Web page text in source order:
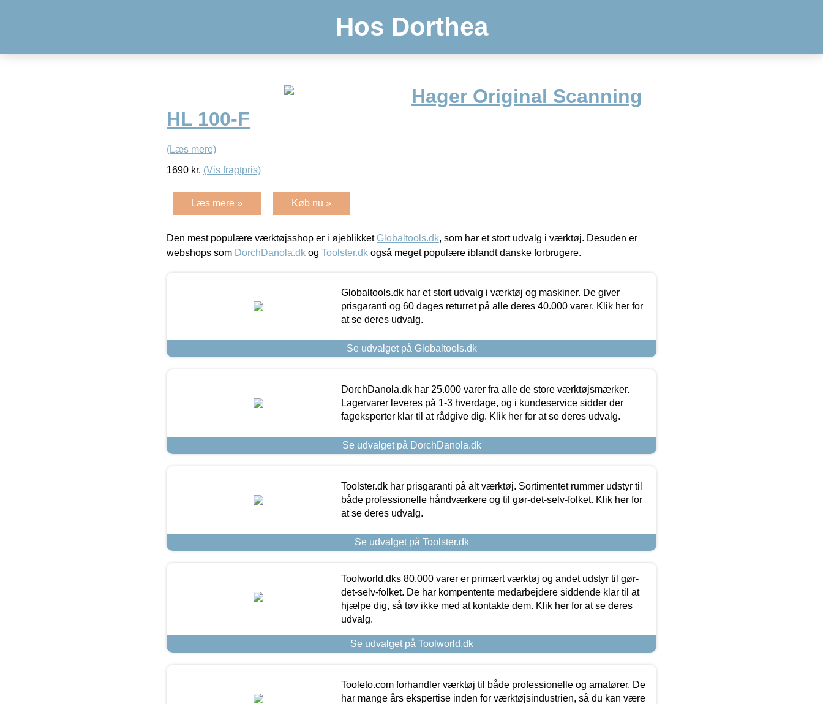
Hos Dorthea
Hager Original Scanning
HL 100-F
(Læs mere)
1690 kr. (Vis fragtpris)
Læs mere » Køb nu »
Den mest populære værktøjsshop er i øjeblikket Globaltools.dk, som har et stort udvalg i værktøj. Desuden er
webshops som DorchDanola.dk og Toolster.dk også meget populære iblandt danske forbrugere.
Globaltools.dk har et stort udvalg i værktøj og maskiner. De giver
prisgaranti og 60 dages returret på alle deres 40.000 varer. Klik her for
at se deres udvalg.
Se udvalget på Globaltools.dk
DorchDanola.dk har 25.000 varer fra alle de store værktøjsmærker.
Lagervarer leveres på 1-3 hverdage, og i kundeservice sidder der
fageksperter klar til at rådgive dig. Klik her for at se deres udvalg.
Se udvalget på DorchDanola.dk
Toolster.dk har prisgaranti på alt værktøj. Sortimentet rummer udstyr til
både professionelle håndværkere og til gør-det-selv-folket. Klik her for
at se deres udvalg.
Se udvalget på Toolster.dk
Toolworld.dks 80.000 varer er primært værktøj og andet udstyr til gør-
det-selv-folket. De har kompentente medarbejdere siddende klar til at
hjælpe dig, så tøv ikke med at kontakte dem. Klik her for at se deres
udvalg.
Se udvalget på Toolworld.dk
Tooleto.com forhandler værktøj til både professionelle og amatører. De
har mange års ekspertise inden for værktøjsindustrien, så du kan være